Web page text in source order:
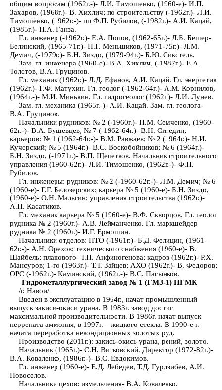
общим вопросам (1962г.-)- Л.И. Тимошенко, (1960-е)- И.П.
Захаров, (1968г.)- В. Хихлич; по строительству (-1962г.)- Л.И.
Тимошенко, (1962г.-)- пп Ф.П. Рубилов, (-1982г.)- А.И. Кацай,
(1985г.)- Н.А. Ганза.
Гл. инженер (-1962г.)- Е.А. Попов, (1962-65г.)- Л.Б. Бешер-
Белинский, (1965-71г.)- П.Г. Меньшиков, (1971-75г.)- Л.М.
Демич, (-1979г.)- Б.Н. Зиздо, (1979-94г.)- Б.Ю. Сикстель.
Зам. гл. инженера (1960-е)- В.А. Хихлич, (-1987г.)- Е.А.
Толстов, В.А. Груцинов.
Гл. механик (1962г.)- Л.Д. Ефанов, А.И. Кацай. Гл. энергетик
(1962г.)- Г.Ф. Матухин. Гл. геолог (-1962-64г.)- А.М. Корнилов,
(1964г.-)- М.И. Минькин. Гл. гидрогеолог (1962г.)- Л.И. Лунев.
Зам. гл. механика (1965г.-)- А.И. Кацай. Зам. гл. геолога-
В.А. Груцинов.
Начальники рудников: № 2 (-1960г.)- Н.М. Семченко, (1960-
62г.-)- В.А. Бушевцев; № 7 (-1962-64г.)- В.Н. Сигедин;
карьеров: № 1 (1962-64г.-)- В.М. Равжаев; № 2 (1964г.)- Н.И.
Кучерский; № 5 (1964г.)- В.С. Воскобойников; № 6 (1964г.)-
Б.Н. Зиздо, (-1971г.)- В.П. Щепетков. Начальник строительного
управления (1960-62г.)- Л.И. Тимошенко, (1962г.-)- Ф.П.
Рубилов.
Гл. инженеры: рудников: № 2 (-1960-62г.-)- Л.М. Демич; № 6
(1960-е)- Г.Г. Белозерских; карьера № 5 (1960-е)- Б.Н. Зиздо,
(1960-е)- О.Н. Мальгин; управления строительства (1962г.)-
А.П. Касатиков.
Гл. механик карьера № 5 (1960-е)- В.Ф. Скворцов. Гл. геолог
рудника № 2 (1960г.)- А.В. Лейманченко. Гл. маркшейдер
рудника № 2 (1960г.)- И.Г. Ермошин.
Начальники отделов: ПТО (-1961г.)- Б.Д. Фелицин, (1961-
62г.-)- А.Н. Орехов; технического снабжения (1960-е)- В.
Шайбель; планового- Т.Н. Анфиногенова; кадров (1962г.)- Р.Х.
Мансуров; 1-го (1963г.)- Т.Т. Зайцев; АХО (1962г.)- В. Федоров;
ОРС (-1962г.)- Каминский, (1962г.-)- В.С. Пасынков.
Гидрометаллургический завод № 1 (ГМЗ-1) НГМК
/г. Навои/
Введен в эксплуатацию в 1964г., начат промышленный
выпуск закиси-окиси урана. В 1983г. завод достиг
максимальной производительности. В 1986г. начат выпуск
перрената аммония, в 1997г. – жидкого стекла. В 1990-е г.
начата переработка некондиционных золотых руд.
Производство (2011г.): закись-окись урана, рений, золото.
Начальник (1965г.)- С.Н. Витковский. Директор (1972-82г.)-
В.А. Коваленко, (1986г.-)- В.С. Евдокимов.
Гл. инженер (1960-е)- Е.Д. Лебедев, Т.Д. Гурдзибев, А.И.
Новоселов.
Начальники цехов: измельчения- В.А. Коваленко.